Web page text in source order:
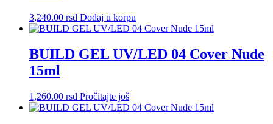
3,240.00 rsd Dodaj u korpu
BUILD GEL UV/LED 04 Cover Nude
15ml
1,260.00 rsd Pročitajte još